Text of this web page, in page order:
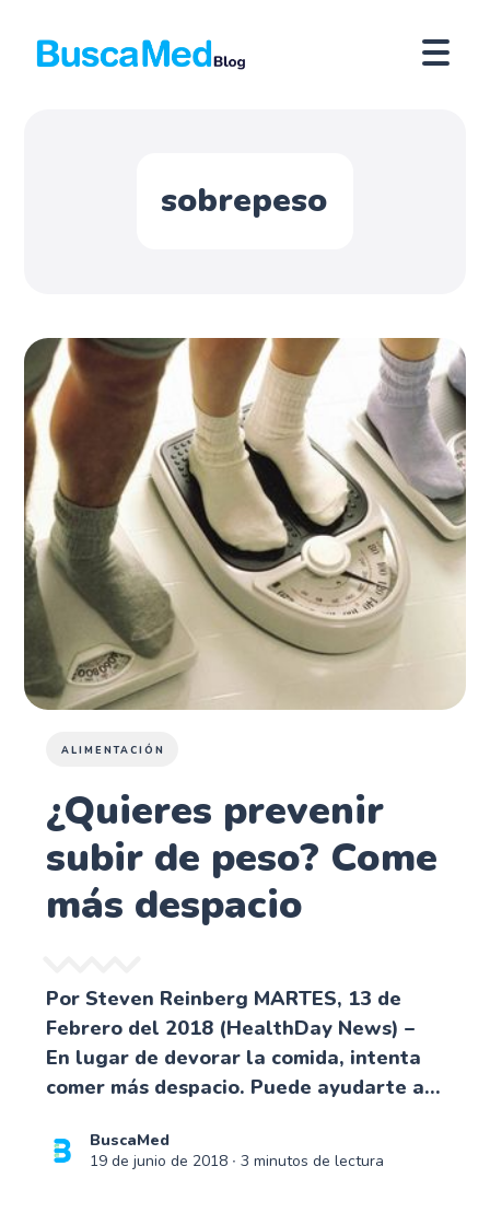
sobrepeso
ALIMENTACIÓN
¿Quieres prevenir
subir de peso? Come
más despacio
Por Steven Reinberg MARTES, 13 de
Febrero del 2018 (HealthDay News) –
En lugar de devorar la comida, intenta
comer más despacio. Puede ayudarte a...
BuscaMed
19 de junio de 2018 ∙ 3 minutos de lectura